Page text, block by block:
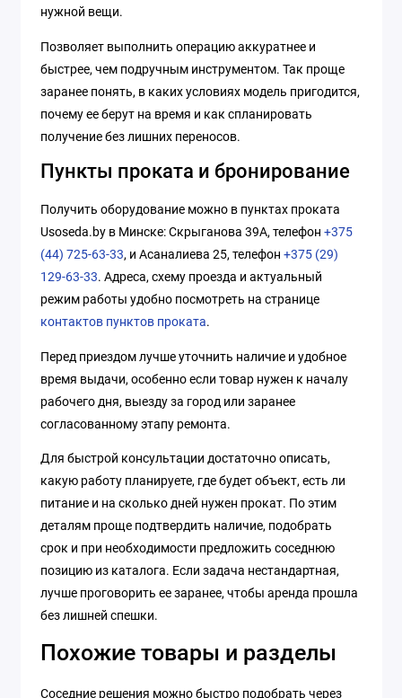
нужной вещи.
Позволяет выполнить операцию аккуратнее и
быстрее, чем подручным инструментом. Так проще
заранее понять, в каких условиях модель пригодится,
почему ее берут на время и как спланировать
получение без лишних переносов.
Пункты проката и бронирование
Получить оборудование можно в пунктах проката
Usoseda.by в Минске: Скрыганова 39А, телефон +375
(44) 725-63-33, и Асаналиева 25, телефон +375 (29)
129-63-33. Адреса, схему проезда и актуальный
режим работы удобно посмотреть на странице
контактов пунктов проката.
Перед приездом лучше уточнить наличие и удобное
время выдачи, особенно если товар нужен к началу
рабочего дня, выезду за город или заранее
согласованному этапу ремонта.
Для быстрой консультации достаточно описать,
какую работу планируете, где будет объект, есть ли
питание и на сколько дней нужен прокат. По этим
деталям проще подтвердить наличие, подобрать
срок и при необходимости предложить соседнюю
позицию из каталога. Если задача нестандартная,
лучше проговорить ее заранее, чтобы аренда прошла
без лишней спешки.
Похожие товары и разделы
Соседние решения можно быстро подобрать через